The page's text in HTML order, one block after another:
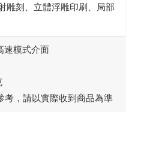
雕刻、立體浮雕印刷、局部
速模式介面
考，請以實際收到商品為準